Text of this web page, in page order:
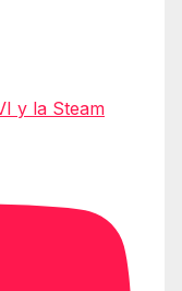
y la Steam